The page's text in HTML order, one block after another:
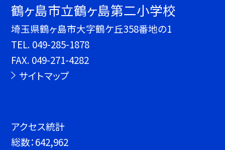
鶴ヶ島市立鶴ヶ島第二小学校
埼玉県鶴ヶ島市大字鶴ケ丘358番地の1
TEL. 049-285-1878
FAX. 049-271-4282
サイトマップ
アクセス統計
総数：642,962